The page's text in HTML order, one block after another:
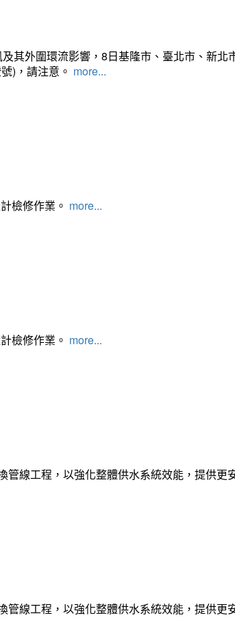
其外圍環流影響，8日基隆市、臺北市、新
)，請注意。 more...
檢修作業。 more...
檢修作業。 more...
線工程，以強化整體供水系統效能，提供更
線工程，以強化整體供水系統效能，提供更